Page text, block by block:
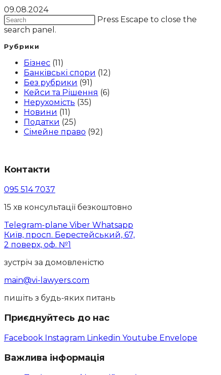
09.08.2024
Press Escape to close the
search panel.
Рубрики
Бізнес (11)
Банківські спори (12)
Без рубрики (91)
Кейси та Рішення (6)
Нерухомість (35)
Новини (11)
Податки (25)
Сімейне право (92)
Контакти
095 514 7037
15 хв консультації безкоштовно
Telegram-plane Viber Whatsapp
Київ, просп. Берестейський, 67,
2 поверх, оф. №1
зустріч за домовленістю
main@vi-lawyers.com
пишіть з будь-яких питань
Приєднуйтесь до нас
Facebook Instagram Linkedin Youtube Envelope
Важлива інформація